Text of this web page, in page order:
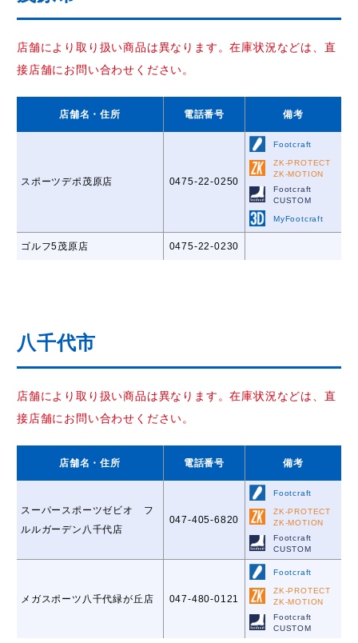
店舗により取り扱い商品は異なります。在庫状況などは、直
接店舗にお問い合わせください。
店舗名 ・住所 電話番号 備考
スポーツデポ茂原店 0475-22-0250
Footcraft
ZK-PROTECT
ZK-MOTION
Footcraft
CUSTOM
MyFootcraft
ゴルフ5茂原店 0475-22-0230
八千代市
店舗により取り扱い商品は異なります。在庫状況などは、直
接店舗にお問い合わせください。
店舗名 ・住所 電話番号 備考
スーパースポーツゼビオ フ
ルルガーデン八千代店
047-405-6820
Footcraft
ZK-PROTECT
ZK-MOTION
Footcraft
CUSTOM
メガスポーツ八千代緑が丘店 047-480-0121
Footcraft
ZK-PROTECT
ZK-MOTION
Footcraft
CUSTOM